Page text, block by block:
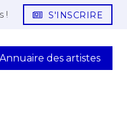
! S'INSCRIRE
Annuaire des artistes